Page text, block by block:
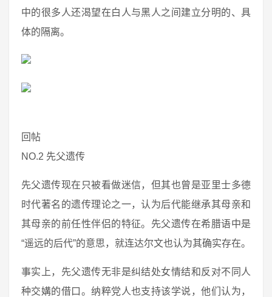
中的很多人还渴望在白人与黑人之间建立分明的、具
体的隔离。
回帖
NO.2 先父遗传
先父遗传现在只被看做迷信，但其也曾是亚里士多德
时代著名的遗传理论之一，认为后代能继承其母亲和
其母亲的前任性伴侣的特征。先父遗传在希腊语中是
“遥远的后代”的意思，就连达尔文也认为其确实存在。
事实上，先父遗传无非是纠结处女情结和反对不同人
种交媾的借口。纳粹党人也支持该学说，他们认为，